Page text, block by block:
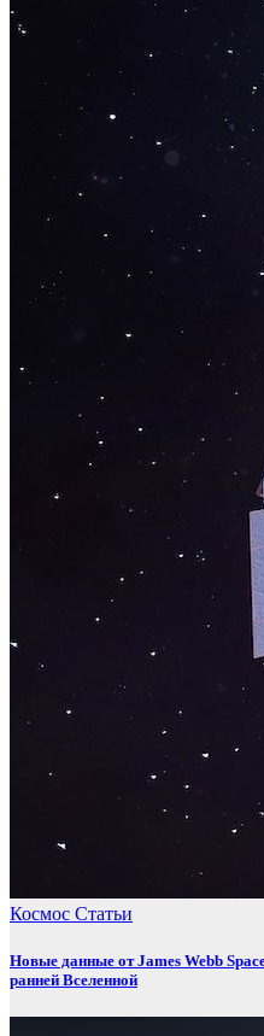
Космос Статьи
Новые данные от James Webb
ранней Вселенной